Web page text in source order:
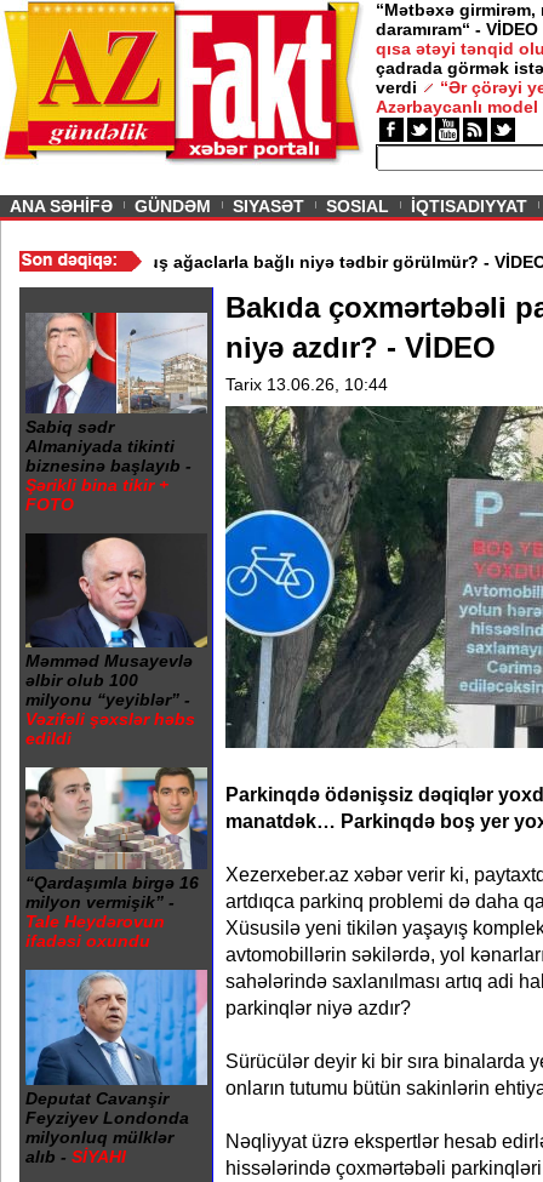
“Mətbəxə girmirəm,
daramıram“ - VİDEO
qısa ətəyi tənqid
çadrada görmək
verdi
“Ər çörəyi
Azərbaycanlı model
2026
şərtlə gedirəm” -
Nigar
ANA SƏHİFƏ GÜNDƏM SIYASƏT SOSIAL İQTISADIYYAT
/ Binəqədidə qurumuş ağaclarla bağlı niyə tədbir görülmür?
Sabiq sədr
Almaniyada tikinti
biznesinə başlayıb -
Şərikli bina tikir +
FOTO
Məmməd Musayevlə
əlbir olub 100
milyonu “yeyiblər” -
Vəzifəli şəxslər həbs
edildi
“Qardaşımla birgə 16
milyon vermişik” -
Tale Heydərovun
ifadəsi oxundu
Deputat Cavanşir
Feyziyev Londonda
milyonluq mülklər
alıb - SİYAHI
Bakıda çoxmərtəbəli
niyə azdır? - VİDEO
Tarix 13.06.26, 10:44
Parkinqdə ödənişsiz dəqiqlər
manatdək… Parkinqdə boş yer
Xezerxeber.az xəbər verir ki,
artdıqca parkinq problemi də daha
Xüsusilə yeni tikilən yaşayış
avtomobillərin səkilərdə, yol
sahələrində saxlanılması artıq adi
parkinqlər niyə azdır?
Sürücülər deyir ki bir sıra binalarda
onların tutumu bütün sakinlərin
Nəqliyyat üzrə ekspertlər hesab
hissələrində çoxmərtəbəli